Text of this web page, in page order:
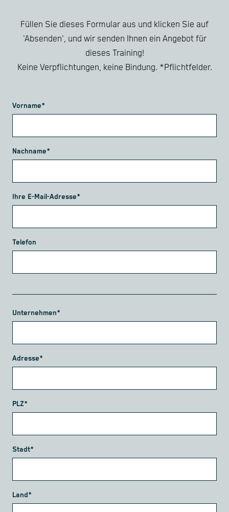
Füllen Sie dieses Formular aus und klicken Sie auf
'Absenden', und wir senden Ihnen ein Angebot für
dieses Training!
Keine Verpflichtungen, keine Bindung. *Pflichtfelder.
Vorname*
Nachname*
Ihre E-Mail-Adresse*
Telefon
Unternehmen*
Adresse*
PLZ*
Stadt*
Land*